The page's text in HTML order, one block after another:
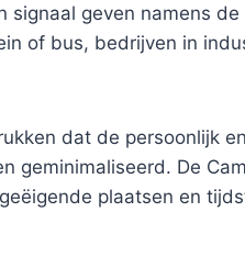
signaal geven
of bus, bedrijven in
dat de
De
plaatsen en